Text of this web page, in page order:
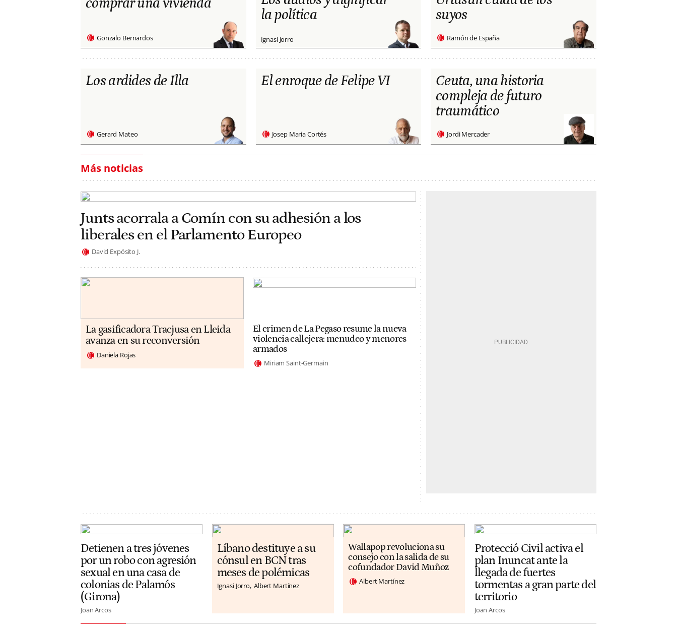
comprar una vivienda
Gonzalo Bernardos
la política
Ignasi Jorro
suyos
Ramón de España
Los ardides de Illa
Gerard Mateo
El enroque de Felipe VI
Josep Maria Cortés
Ceuta, una historia
compleja de futuro
traumático
Jordi Mercader
Más noticias
Junts acorrala a Comín con su adhesión a los
liberales en el Parlamento Europeo
David Expósito J.
La gasificadora Tracjusa en Lleida
avanza en su reconversión
Daniela Rojas
El crimen de La Pegaso resume la nueva
violencia callejera: menudeo y menores
armados
Miriam Saint-Germain
Detienen a tres jóvenes
por un robo con agresión
sexual en una casa de
colonias de Palamós
(Girona)
Joan Arcos
Líbano destituye a su
cónsul en BCN tras
meses de polémicas
Ignasi Jorro Albert Martínez
Wallapop revoluciona su
consejo con la salida de su
cofundador David Muñoz
Albert Martínez
Protecció Civil activa el
plan Inuncat ante la
llegada de fuertes
tormentas a gran parte del
territorio
Joan Arcos